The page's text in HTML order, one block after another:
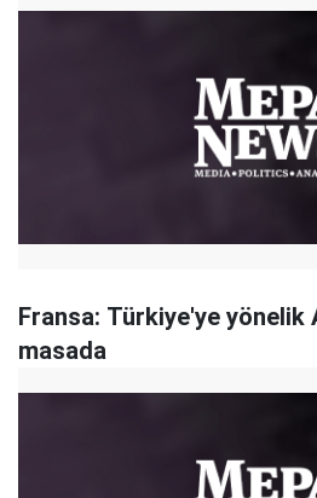
Fransa: Türkiye'ye yönelik
masada